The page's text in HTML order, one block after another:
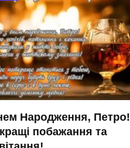
Народження, Петро!
побажання та